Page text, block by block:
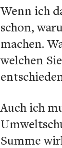
Wenn ich
schon,
machen.
welchen
Auch ich
Summe